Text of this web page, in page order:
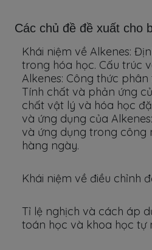
Các chủ đề đề xuất cho
Khái niệm về Alkenes:
trong hóa học. Cấu trúc
Alkenes: Công thức
Tính chất và phản ứng
chất vật lý và hóa học
và ứng dụng của
và ứng dụng trong công
hàng ngày.
Khái niệm về điều chỉnh
Tỉ lệ nghịch và cách áp
toán học và khoa học tự